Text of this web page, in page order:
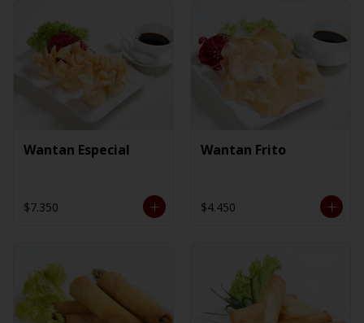
Wantan Especial
$7.350
Wantan Frito
$4.450